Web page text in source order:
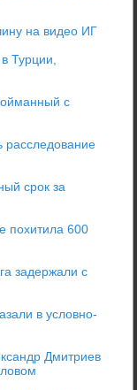
на видео ИГ
Турции,
с
расследование
срок за
похитила 600
задержали с
в условно-
Дмитриев